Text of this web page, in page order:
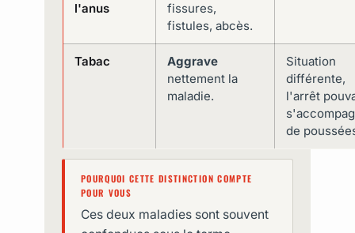
l'anus
fissures,
fistules, abcès.
Tabac
Aggrave
nettement la
maladie.
Situation
différente,
l'arrêt
de
POURQUOI CETTE DISTINCTION COMPTE
POUR VOUS
Ces deux maladies sont souvent